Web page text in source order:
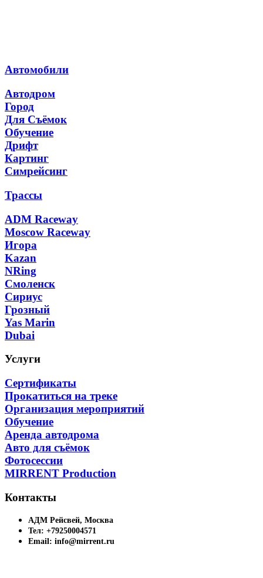
Автомобили
Автодром
Город
Для Съёмок
Обучение
Дрифт
Картинг
Симрейсинг
Трассы
ADM Raceway
Moscow Raceway
Игора
Kazan
NRing
Смоленск
Сириус
Грозный
Yas Marin
Dubai
Услуги
Сертификаты
Прокатиться на треке
Организация мероприятий
Обучение
Аренда автодрома
Авто для съёмок
Фотосессии
MIRRENT Production
Контакты
АДМ Рейсвей, Москва
Тел: +79250004571
Email: info@mirrent.ru